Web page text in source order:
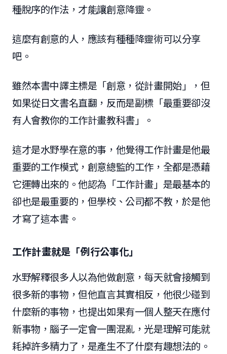
種脫序的作法，才能讓創意降靈。
這麼有創意的人，應該有種種降靈術可以分享
吧。
雖然本書中譯主標是「創意，從計畫開始」，但
如果從日文書名直翻，反而是副標「最重要卻沒
有人會教你的工作計畫教科書」。
這才是水野學在意的事，他覺得工作計畫是他最
重要的工作模式，創意總監的工作，全都是憑藉
它運轉出來的。他認為「工作計畫」是最基本的
卻也是最重要的，但學校、公司都不教，於是他
才寫了這本書。
工作計畫就是「例行公事化」
水野解釋很多人以為他做創意，每天就會接觸到
很多新的事物，但他直言其實相反，他很少碰到
什麼新的事物，也提出如果有一個人整天在應付
新事物，腦子一定會一團混亂，光是理解可能就
耗掉許多精力了，是產生不了什麼有趣想法的。